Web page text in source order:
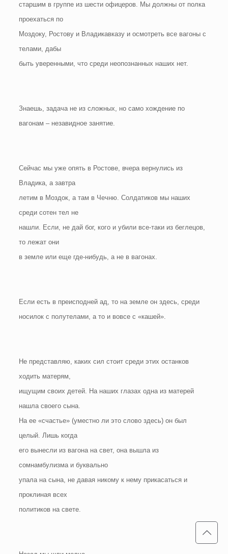
старшим в группе из шести офицеров. Мы должны от полка
проехаться по
Моздоку, Ростову и Владикавказу и осмотреть все вагоны с
телами, дабы
быть уверенными, что среди неопознанных наших нет.
Знаешь, задача не из сложных, но само хождение по
вагонам – незавидное занятие.
Сейчас мы уже опять в Ростове, вчера вернулись из
Владика, а завтра
летим в Моздок, а там в Чечню. Солдатиков мы наших
среди сотен тел не
нашли. Если, не дай бог, кого и убили все-таки из беглецов,
то лежат они
в земле или еще где-нибудь, а не в вагонах.
Если есть в преисподней ад, то на земле он здесь, среди
носилок с полутелами, а то и вовсе с «кашей».
Не представляю, каких сил стоит среди этих останков
ходить матерям,
ищущим своих детей. На наших глазах одна из матерей
нашла своего сына.
На ее «счастье» (уместно ли это слово здесь) он был
целый. Лишь когда
его вынесли из вагона на свет, она вышла из
сомнамбулизма и буквально
упала на сына, не давая никому к нему прикасаться и
проклиная всех
политиков на свете.